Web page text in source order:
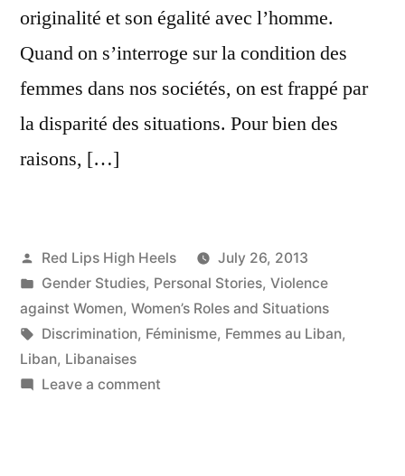
originalité et son égalité avec l’homme.
Quand on s’interroge sur la condition des
femmes dans nos sociétés, on est frappé par
la disparité des situations. Pour bien des
raisons, […]
Posted
by
Red Lips High Heels
July 26, 2013
Posted
in
Gender Studies, Personal Stories, Violence
against Women, Women’s Roles and Situations
Tags:
Discrimination, Féminisme, Femmes au Liban,
Liban, Libanaises
Leave a commenton